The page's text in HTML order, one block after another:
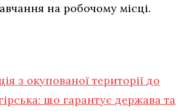
на робочому місці.
з окупованої території до
що гарантує держава та